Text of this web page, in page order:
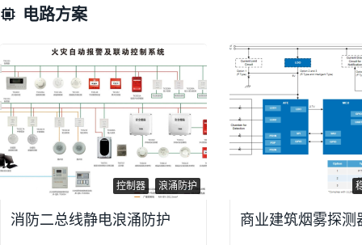
电路方案
控制器 浪涌防护
消防二总线静电浪涌防护 商业建筑烟雾探测